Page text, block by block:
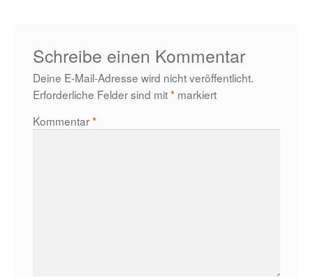
Schreibe einen Kommentar
Deine E-Mail-Adresse wird nicht veröffentlicht.
Erforderliche Felder sind mit* markiert
Kommentar*